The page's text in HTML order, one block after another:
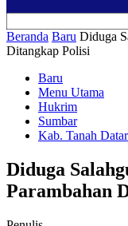
Beranda Baru Diduga
Ditangkap Polisi
Baru
Menu Utama
Hukrim
Sumbar
Kab. Tanah Datar
Diduga
Parambahan